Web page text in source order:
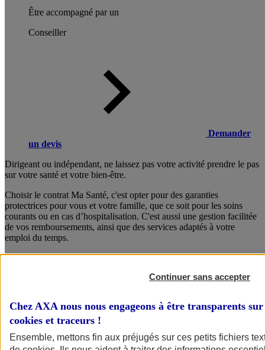
Être accompagné par un
Conseiller
Demander
un devis
Dirigeant ou indépendant, ne laissez pas votre activité prendre le pas
sur votre santé et votre bien-être.
Choisir le contrat Ma Santé, c'est opter pour des garanties
protectrices pour vous et votre famille, que ce soit pour les soins
courants ou en cas d’hospitalisation. C'est aussi une gestion facilitée
de vos remboursements, ainsi que des services adaptés à votre
emploi du temps.
Composez dès maintenant votre formule sur mesure !
Consulter les documents d’informationsContinuer sans accepter
Chez AXA nous nous engageons à être transparents
cookies et traceurs !
Ensemble, mettons fin aux préjugés sur ces petits fichiers